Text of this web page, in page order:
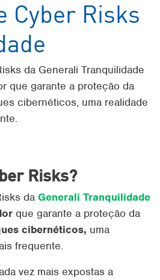
Cyber Risks
da Generali Tranquilidade
que garante a proteção da
cibernéticos, uma realidade
Risks?
da Generali Tranquilidade
que garante a proteção da
cibernéticos, uma
frequente.
vez mais expostas a